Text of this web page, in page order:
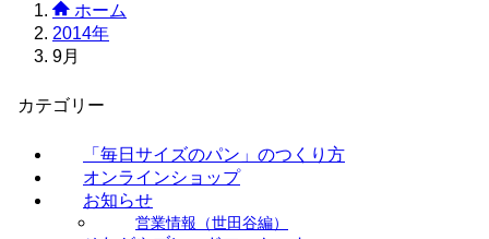
ホーム
2014年
9月
カテゴリー
「毎日サイズのパン」のつくり方
オンラインショップ
お知らせ
営業情報（世田谷編）